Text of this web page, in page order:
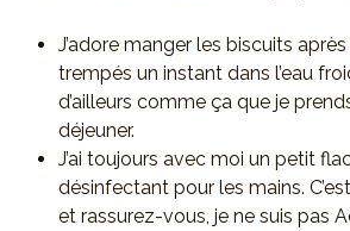
J’adore manger les biscuits
trempés un instant dans l’eau
d’ailleurs comme ça que je
déjeuner.
J’ai toujours avec moi un petit
désinfectant pour les mains.
et rassurez-vous, je ne suis pas